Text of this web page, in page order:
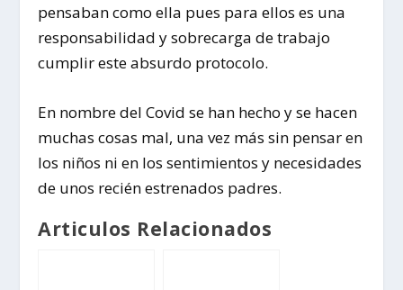
pensaban como ella pues para ellos es una
responsabilidad y sobrecarga de trabajo
cumplir este absurdo protocolo.
En nombre del Covid se han hecho y se hacen
muchas cosas mal, una vez más sin pensar en
los niños ni en los sentimientos y necesidades
de unos recién estrenados padres.
Articulos Relacionados